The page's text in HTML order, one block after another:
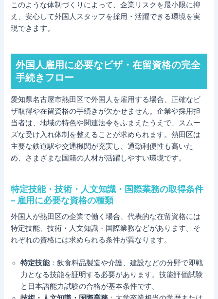
このような体制づくりによって、企業リスクを最小限に抑
え、安心して外国人スタッフを採用・活躍できる環境を実
現できます。
外国人雇用に必要なビザ・在留資格の完全
手続きフロー
愛知県名古屋市熱田区で外国人を雇用する場合、正確なビ
ザ取得や在留資格の手続きが欠かせません。企業や採用担
当者は、地域の特色や関連法令をふまえたうえで、スムー
ズな受け入れ体制を整えることが求められます。熱田区は
主要な鉄道駅や交通機関が充実し、通勤利便性も高いた
め、さまざまな国籍の人材が活躍しやすい環境です。
特定技能・技術・人文知識・国際業務の取得条件
– 雇用に必要な資格の種類
外国人が熱田区の企業で働く場合、代表的な在留資格には
特定技能、技術・人文知識・国際業務などがあります。そ
れぞれの資格には求められる条件が異なります。
特定技能：飲食料品製造や介護、建設などの分野で即戦
力となる技能を証明する必要があります。技能評価試験
と日本語能力試験の合格が基本条件です。